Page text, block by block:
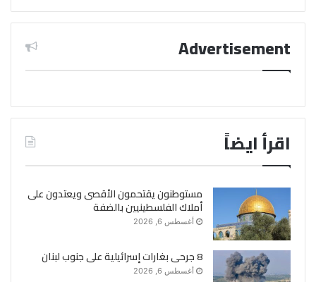
Advertisement
اقرأ ايضاً
مستوطنون يقتحمون الأقصى ويعتدون على
أملاك الفلسطينيين بالضفة
أغسطس 6, 2026
8 جرحى بغارات إسرائيلية على جنوب لبنان
أغسطس 6, 2026